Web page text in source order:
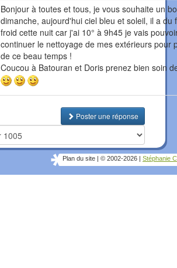
Bonjour à toutes et tous, je vous souhaite un
dimanche, aujourd'hui ciel bleu et soleil, il a du
froid cette nuit car j'ai 10° à 9h45 je vais
continuer le nettoyage de mes extérieurs pour
de ce beau temps !
Coucou à Batouran et Doris prenez bien soin
Poster une réponse
Plan du site © 2002-2026 Stéphanie C